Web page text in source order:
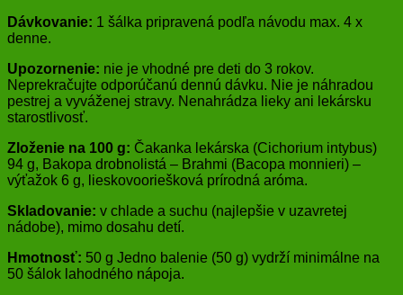
Dávkovanie: 1 šálka pripravená podľa návodu max. 4 x
denne.
Upozornenie: nie je vhodné pre deti do 3 rokov.
Neprekračujte odporúčanú dennú dávku. Nie je náhradou
pestrej a vyváženej stravy. Nenahrádza lieky ani lekársku
starostlivosť.
Zloženie na 100 g: Čakanka lekárska (Cichorium intybus)
94 g, Bakopa drobnolistá – Brahmi (Bacopa monnieri) –
výťažok 6 g, lieskovooriešková prírodná aróma.
Skladovanie: v chlade a suchu (najlepšie v uzavretej
nádobe), mimo dosahu detí.
Hmotnosť: 50 g Jedno balenie (50 g) vydrží minimálne na
50 šálok lahodného nápoja.